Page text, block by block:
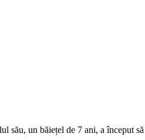
său, un băiețel de 7 ani, a început